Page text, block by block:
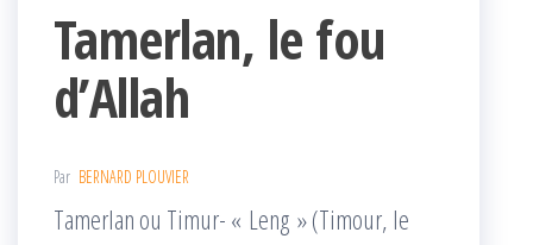
Tamerlan, le fou
d’Allah
Par BERNARD PLOUVIER
Tamerlan ou Timur- « Leng » (Timour, le